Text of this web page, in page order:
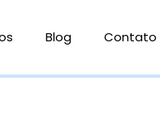
Blog Contato